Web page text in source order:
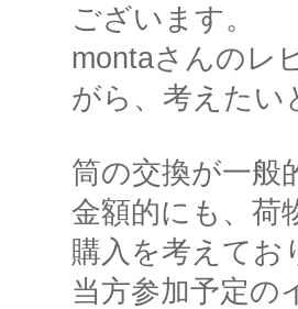
ございます。
montaさんのレ
がら、考えたい
筒の交換が一般
金額的にも、荷
購入を考えてお
当方参加予定の